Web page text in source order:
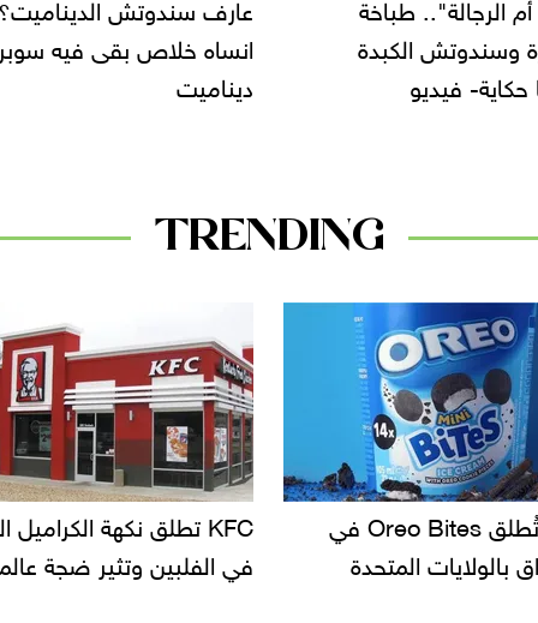
خلاص بقى فيه سوبر
مدينة نصر: بشتغل
أكمل تعليمي
TRENDING
KFC تطلق نكهة الكراميل المملح
وتثير ضجة عالمية
دعوات للتحقيق في
سحب بعض ألبان